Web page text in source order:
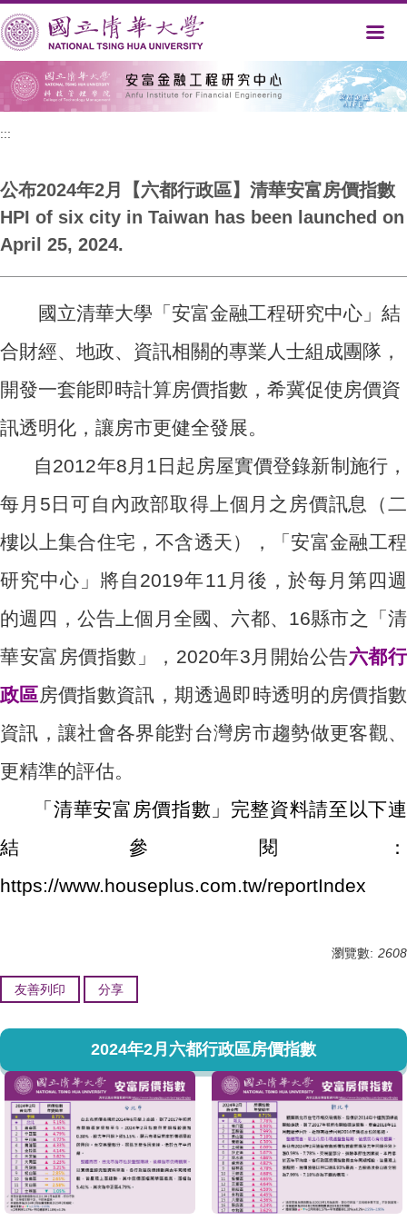
跳
到
主
要
內
容
:::
公布2024年2月【六都行政區】清華安富房價指數
HPI of six city in Taiwan has been launched on
April 25, 2024.
國立清華大學「安富金融工程研究中心」結
合財經、地政、資訊相關的專業人士組成團隊，
開發一套能即時計算房價指數，希冀促使房價資
訊透明化，讓房市更健全發展。
自2012年8月1日起房屋實價登錄新制施行，
每月5日可自內政部取得上個月之房價訊息（二
樓以上集合住宅，不含透天），「安富金融工程
研究中心」將自2019年11月後，於每月第四週
的週四，公告上個月全國、六都、16縣市之「清
華安富房價指數」，2020年3月開始公告六都行
政區房價指數資訊，期透過即時透明的房價指數
資訊，讓社會各界能對台灣房市趨勢做更客觀、
更精準的評估。
「清華安富房價指數」完整資料請至以下連
結參閱：
https://www.houseplus.com.tw/reportIndex
瀏覽數: 2608
友善列印 分享
2024年2月六都行政區房價指數